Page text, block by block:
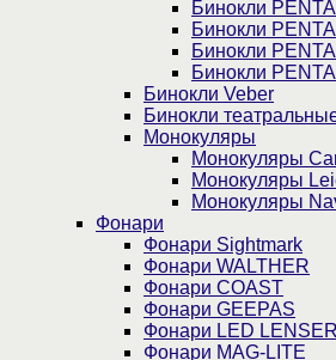
Бинокли
Бинокли
Бинокли
Бинокли
Бинокли Veber
Бинокли
Монокуляры
Монокуляры
Монокуляры
Монокуляры
Фонари
Фонари Sightmark
Фонари WALTHER
Фонари COAST
Фонари GEEPAS
Фонари LED LENSER
Фонари MAG-LITE